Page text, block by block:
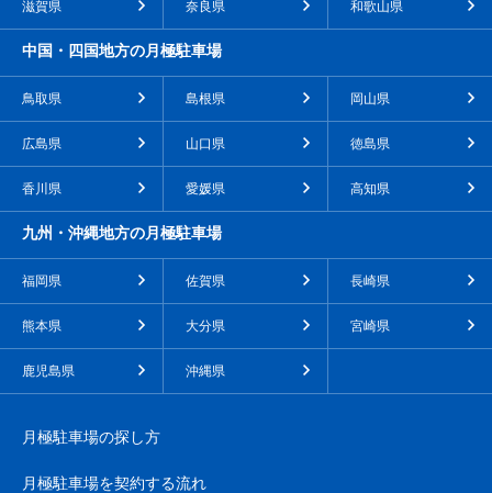
滋賀県 奈良県 和歌山県
中国・四国地方の月極駐車場
鳥取県 島根県 岡山県
広島県 山口県 徳島県
香川県 愛媛県 高知県
九州・沖縄地方の月極駐車場
福岡県 佐賀県 長崎県
熊本県 大分県 宮崎県
鹿児島県 沖縄県
月極駐車場の探し方
月極駐車場を契約する流れ